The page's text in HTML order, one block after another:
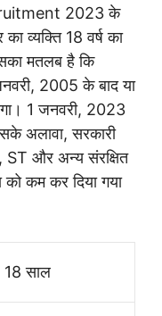
2023 के
व्यक्ति 18 वर्ष का
मतलब है कि
2005 के बाद या
1 जनवरी, 2023
अलावा, सरकारी
और अन्य संरक्षित
कम कर दिया गया
18 साल